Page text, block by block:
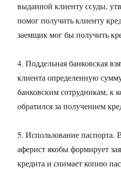
выданной клиенту ссуды,
помог получить клиенту
заемщик мог бы получить
4. Поддельная банковская
клиента определенную
банковским сотрудникам, к
обратился за получением
5. Использование паспорта.
аферист якобы формирует
кредита и снимает копию